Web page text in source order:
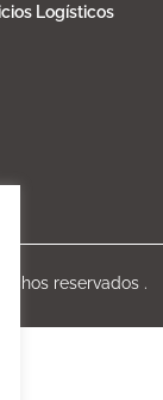
Logísticos
reservados .